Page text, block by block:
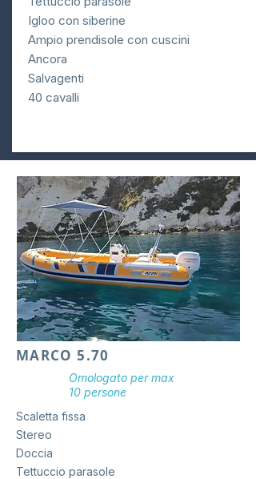
Igloo con siberine
Ampio prendisole con cuscini
Ancora
Salvagenti
40 cavalli
MARCO 5.70
Omologato per max
10 persone
Scaletta fissa
Stereo
Doccia
Tettuccio parasole